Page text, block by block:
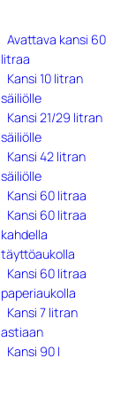
Avattava kansi 60
litraa
Kansi 10 litran
säiliölle
Kansi 21/29 litran
säiliölle
Kansi 42 litran
säiliölle
Kansi 60 litraa
Kansi 60 litraa
kahdella
täyttöaukolla
Kansi 60 litraa
paperiaukolla
Kansi 7 litran
astiaan
Kansi 90 l